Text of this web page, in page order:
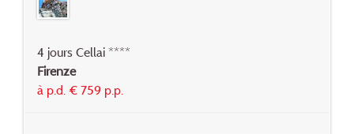
4 jours Cellai ****
Firenze
à p.d. € 759 p.p.